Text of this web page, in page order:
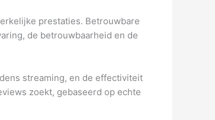
prestaties. Betrouwbare
de betrouwbaarheid en de
streaming, en de effectiviteit
zoekt, gebaseerd op echte